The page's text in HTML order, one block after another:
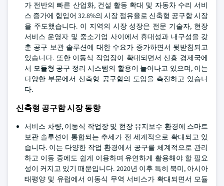
가 전반의 빠른 산업화, 건설 활동 확대 및 자동차 수리 서비
스 증가에 힘입어 32.8%의 시장 점유율로 신축형 공구함 시장
을 주도했습니다. 이 지역의 시장 성장은 전문 기술자, 현장
서비스 운영자 및 중소기업 사이에서 휴대성과 내구성을 갖
춘 공구 보관 솔루션에 대한 수요가 증가하면서 뒷받침되고
있습니다. 또한 이동식 작업장이 확대되면서 신흥 경제국에
서 모듈형 공구 정리 시스템의 활용이 늘어나고 있으며, 이는
다양한 부문에서 신축형 공구함의 도입을 촉진하고 있습니
다.
신축형 공구함 시장 동향
서비스 차량, 이동식 작업장 및 현장 유지보수 환경에 스마트
보관 솔루션이 통합되는 추세가 전 세계적으로 확대되고 있
습니다. 이는 다양한 작업 환경에서 공구를 체계적으로 관리
하고 이동 중에도 쉽게 이용하며 유연하게 활용해야 할 필요
성이 커지고 있기 때문입니다. 2020년 이후 특히 북미, 아시아
태평양 및 유럽에서 이동식 무역 서비스가 확대되면서 모듈